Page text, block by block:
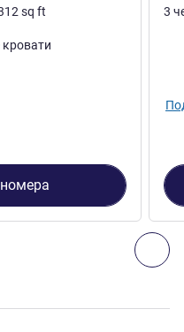
Superior с большой
sq ft 3